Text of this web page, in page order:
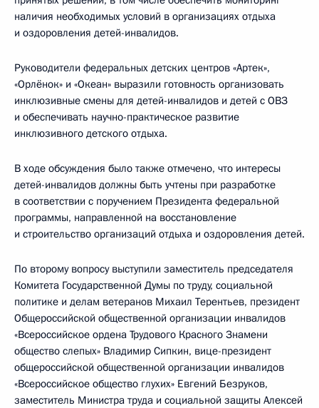
наличия необходимых условий в организациях отдыха
и оздоровления детей-инвалидов.
Руководители федеральных детских центров «Артек»,
«Орлёнок» и «Океан» выразили готовность организовать
инклюзивные смены для детей-инвалидов и детей с ОВЗ
и обеспечивать научно-практическое развитие
инклюзивного детского отдыха.
В ходе обсуждения было также отмечено, что интересы
детей-инвалидов должны быть учтены при разработке
в соответствии с поручением Президента федеральной
программы, направленной на восстановление
и строительство организаций отдыха и оздоровления детей.
По второму вопросу выступили заместитель председателя
Комитета Государственной Думы по труду, социальной
политике и делам ветеранов Михаил Терентьев, президент
Общероссийской общественной организации инвалидов
«Всероссийское ордена Трудового Красного Знамени
общество слепых» Владимир Сипкин, вице-президент
общероссийской общественной организации инвалидов
«Всероссийское общество глухих» Евгений Безруков,
заместитель Министра труда и социальной защиты Алексей